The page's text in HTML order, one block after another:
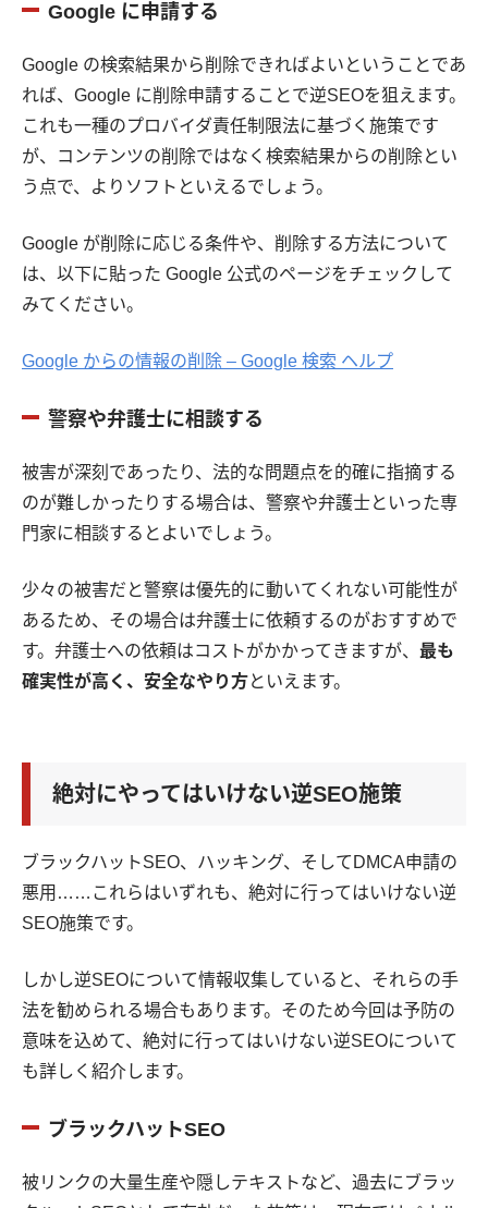
Google に申請する
Google の検索結果から削除できればよいということであ
れば、Google に削除申請することで逆SEOを狙えます。
これも一種のプロバイダ責任制限法に基づく施策です
が、コンテンツの削除ではなく検索結果からの削除とい
う点で、よりソフトといえるでしょう。
Google が削除に応じる条件や、削除する方法について
は、以下に貼った Google 公式のページをチェックして
みてください。
Google からの情報の削除 – Google 検索 ヘルプ
警察や弁護士に相談する
被害が深刻であったり、法的な問題点を的確に指摘する
のが難しかったりする場合は、警察や弁護士といった専
門家に相談するとよいでしょう。
少々の被害だと警察は優先的に動いてくれない可能性が
あるため、その場合は弁護士に依頼するのがおすすめで
す。弁護士への依頼はコストがかかってきますが、 最も
確実性が高く、安全なやり方といえます。
絶対にやってはいけない逆SEO施策
ブラックハットSEO、ハッキング、そしてDMCA申請の
悪用……これらはいずれも、絶対に行ってはいけない逆
SEO施策です。
しかし逆SEOについて情報収集していると、それらの手
法を勧められる場合もあります。そのため今回は予防の
意味を込めて、絶対に行ってはいけない逆SEOについて
も詳しく紹介します。
ブラックハットSEO
被リンクの大量生産や隠しテキストなど、過去にブラッ